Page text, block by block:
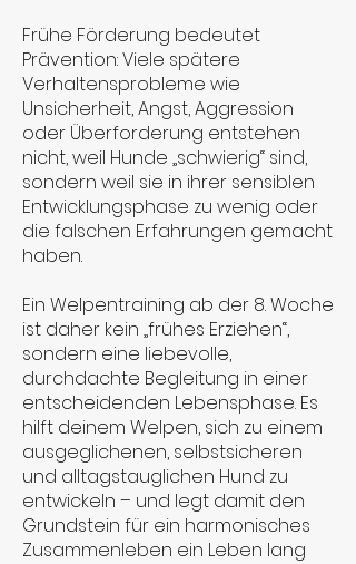
Frühe Förderung bedeutet
Prävention: Viele spätere
Verhaltensprobleme wie
Unsicherheit, Angst, Aggression
oder Überforderung entstehen
nicht, weil Hunde „schwierig“ sind,
sondern weil sie in ihrer sensiblen
Entwicklungsphase zu wenig oder
die falschen Erfahrungen gemacht
haben.
Ein Welpentraining ab der 8. Woche
ist daher kein „frühes Erziehen“,
sondern eine liebevolle,
durchdachte Begleitung in einer
entscheidenden Lebensphase. Es
hilft deinem Welpen, sich zu einem
ausgeglichenen, selbstsicheren
und alltagstauglichen Hund zu
entwickeln – und legt damit den
Grundstein für ein harmonisches
Zusammenleben ein Leben lang